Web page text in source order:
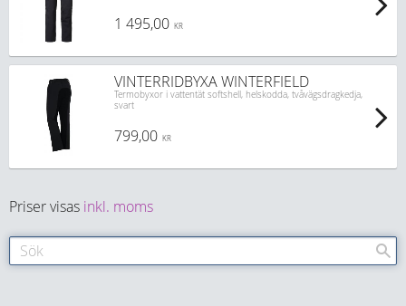
1 495,00 KR
VINTERRIDBYXA WINTERFIELD
Termobyxor i vattentät softshell, helskodda, tvåvägsdragkedja,
svart
799,00 KR
Priser visas inkl. moms